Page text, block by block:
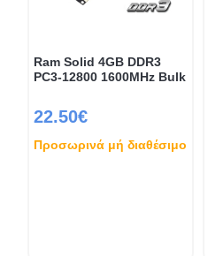
Ram Solid 4GB DDR3
PC3-12800 1600MHz Bulk
22.50€
Προσωρινά μή διαθέσιμο